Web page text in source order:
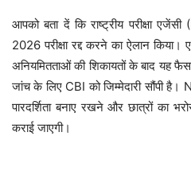
आपको बता दें कि राष्ट्रीय परीक्षा
2026 परीक्षा रद्द करने का ऐलान
अनियमितताओं की शिकायतों के बाद यह
जांच के लिए CBI को जिम्मेदारी सौंपी है।
पारदर्शिता बनाए रखने और छात्रों का
कराई जाएगी।